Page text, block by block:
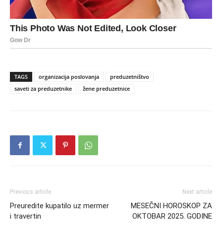
TAGS organizacija poslovanja
preduzetništvo
saveti za preduzetnike
žene preduzetnice
Previous article
Preuredite kupatilo uz mermer
i travertin
Next article
MESEČNI HOROSKOP ZA
OKTOBAR 2025. GODINE